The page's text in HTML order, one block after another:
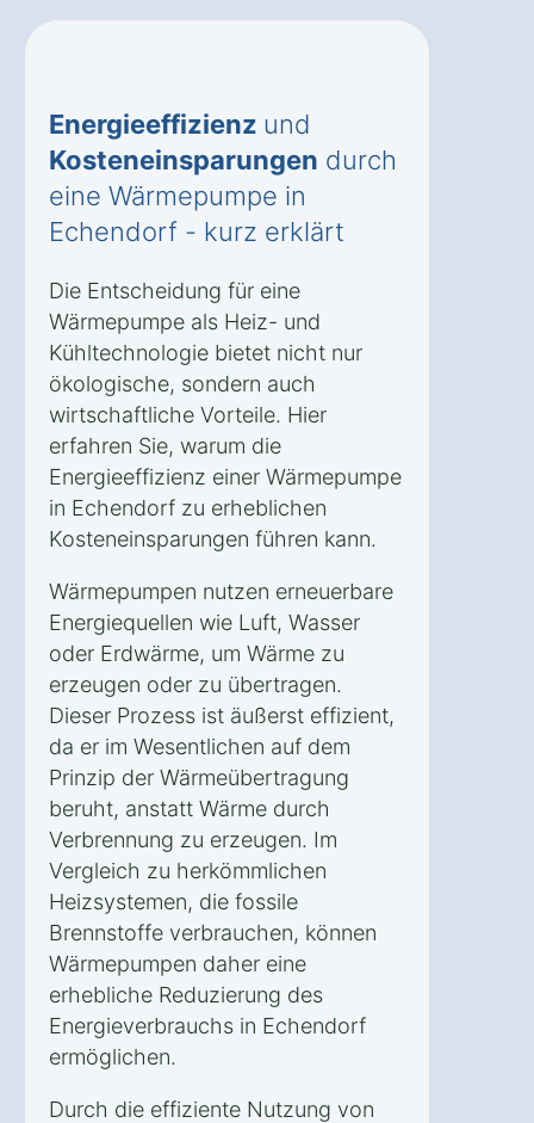
Energieeffizienz und
Kosteneinsparungen durch
eine Wärmepumpe in
Echendorf - kurz erklärt
Die Entscheidung für eine
Wärmepumpe als Heiz- und
Kühltechnologie bietet nicht nur
ökologische, sondern auch
wirtschaftliche Vorteile. Hier
erfahren Sie, warum die
Energieeffizienz einer Wärmepumpe
in Echendorf zu erheblichen
Kosteneinsparungen führen kann.
Wärmepumpen nutzen erneuerbare
Energiequellen wie Luft, Wasser
oder Erdwärme, um Wärme zu
erzeugen oder zu übertragen.
Dieser Prozess ist äußerst effizient,
da er im Wesentlichen auf dem
Prinzip der Wärmeübertragung
beruht, anstatt Wärme durch
Verbrennung zu erzeugen. Im
Vergleich zu herkömmlichen
Heizsystemen, die fossile
Brennstoffe verbrauchen, können
Wärmepumpen daher eine
erhebliche Reduzierung des
Energieverbrauchs in Echendorf
ermöglichen.
Durch die effiziente Nutzung von